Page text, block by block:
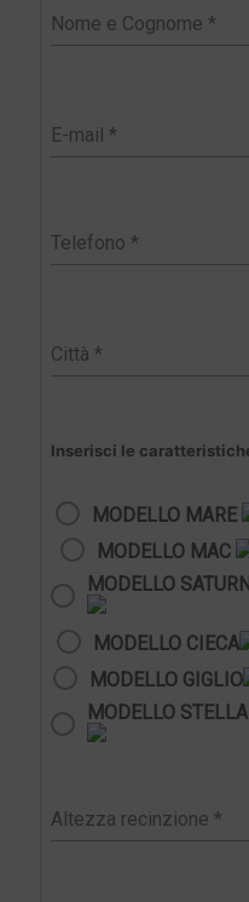
Inserisci le
MODELLO MARE
MODELLO MAC
MODELLO
MODELLO CIECA
MODELLO GIGLIO
MODELLO STELLA